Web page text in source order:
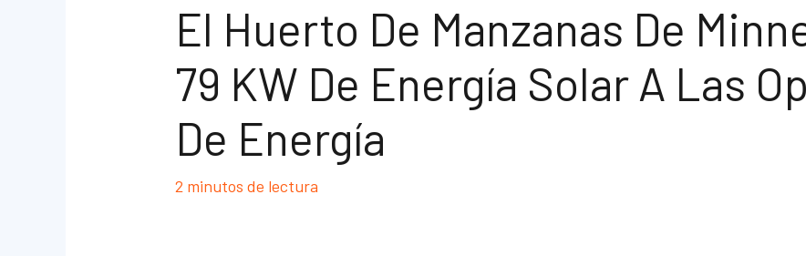
El Huerto De Manzanas De
79 KW De Energía Solar A Las
De Energía
2 minutos de lectura